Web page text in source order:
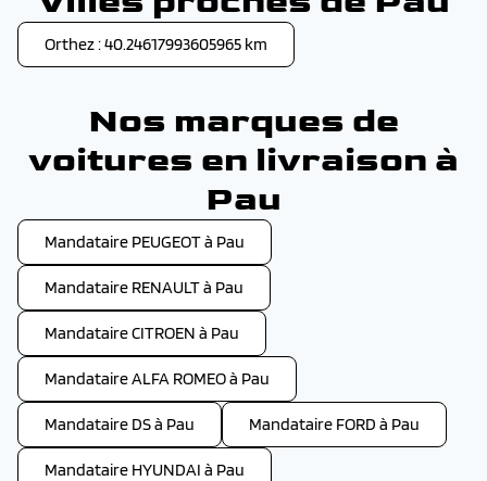
Orthez : 40.24617993605965 km
Nos marques de
voitures en livraison à
Pau
Mandataire PEUGEOT à Pau
Mandataire RENAULT à Pau
Mandataire CITROEN à Pau
Mandataire ALFA ROMEO à Pau
Mandataire DS à Pau Mandataire FORD à Pau
Mandataire HYUNDAI à Pau